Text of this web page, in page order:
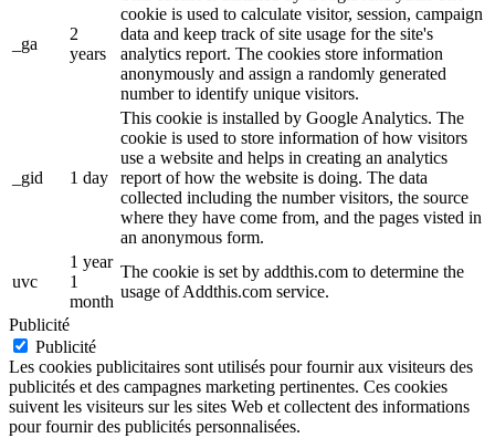
_ga
2
years
cookie is used to calculate visitor, session, campaign
data and keep track of site usage for the site's
analytics report. The cookies store information
anonymously and assign a randomly generated
number to identify unique visitors.
_gid 1 day
This cookie is installed by Google Analytics. The
cookie is used to store information of how visitors
use a website and helps in creating an analytics
report of how the website is doing. The data
collected including the number visitors, the source
where they have come from, and the pages visted in
an anonymous form.
uvc
1 year
1
month
The cookie is set by addthis.com to determine the
usage of Addthis.com service.
Publicité
Publicité
Les cookies publicitaires sont utilisés pour fournir aux visiteurs des
publicités et des campagnes marketing pertinentes. Ces cookies
suivent les visiteurs sur les sites Web et collectent des informations
pour fournir des publicités personnalisées.